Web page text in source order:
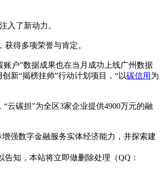
入了新动力。
得多项荣誉与肯定。
户”数据成果也在当月成功上线广州数据
新“揭榜挂帅”行动计划项目，“以碳信用 为
云碳担”为全区3家企业提供4900万元的融
强数字金融服务实体经济能力，并探索建
知，本站将立即做删除处理（QQ：